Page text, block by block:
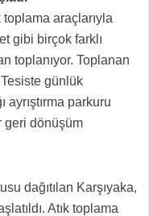
toplama araçlarıyla
gibi birçok farklı
toplanıyor. Toplanan
günlük
ayrıştırma parkuru
geri dönüşüm
dağıtılan Karşıyaka,
Atık toplama